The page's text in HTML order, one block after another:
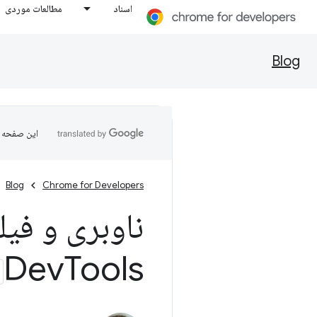
اسناد مطالعات موردی
Blog
این صفحه
Chrome for Developers
Blog
ناوبری و
DevTools